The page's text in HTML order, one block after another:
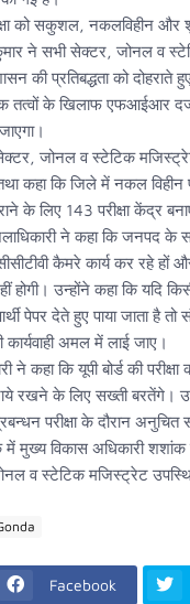
को सकुशल, नकलविहीन और
ने सभी सेक्टर, जोनल व
की प्रतिबद्धता को
तत्वों के खिलाफ एफआईआर दर्ज
जोनल व स्टेटिक
कहा कि जिले में नकल विहीन
के लिए 143 परीक्षा केंद्र
ने कहा कि जनपद के सभी
कैमरे कार्य कर रहे हों और
होगी। उन्होंने कहा कि यदि
पेपर देते हुए पाया जाता
कार्यवाही अमल में लाई जाए।
ने कहा कि यूपी बोर्ड की
रखने के लिए सख्ती बरतेंगे।
परीक्षा के दौरान
विकास अधिकारी शशांक
व स्टेटिक मजिस्ट्रेट
Facebook